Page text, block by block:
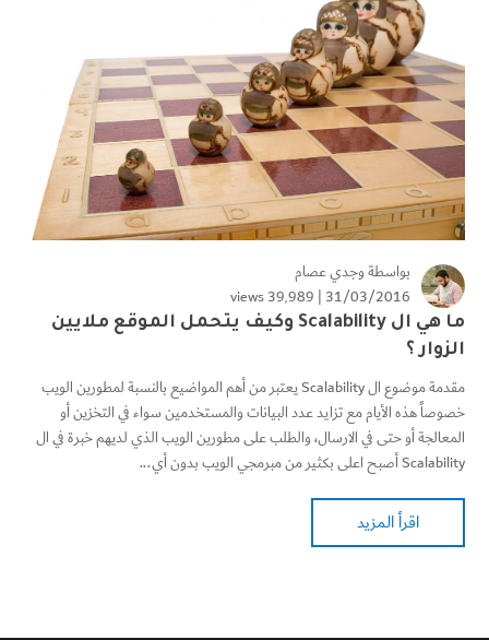
بواسطةوجدي عصام
31/03/2016 | 39٬989 views
ما هي ال Scalability وكيف يتحمل الموقع ملايين
الزوار ؟
مقدمة موضوع ال Scalability يعتبر من أهم المواضيع بالنسبة لمطورين الويب
خصوصاً هذه الأيام مع تزايد عدد البيانات والمستخدمين سواء في التخزين أو
المعالجة أو حتى في الارسال، والطلب على مطورين الويب الذي لديهم خبرة في ال
Scalability أصبح اعلى بكثير من مبرمجي الويب بدون أي...
اقرأ المزيد